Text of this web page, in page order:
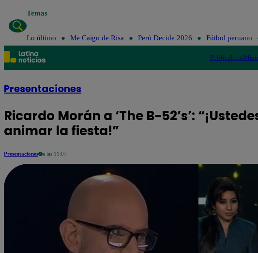
Temas
Lo último Me Caigo de Risa Perú Decide 2026 Fútbol peruano
PolíticaLima
Presentaciones
Ricardo Morán a ‘The B-52’s’:
animar la fiesta!”
Presentaciones a las 11:07